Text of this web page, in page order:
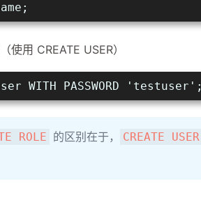
用 CREATE USER）
WITH PASSWORD 'testuser';
ROLE 的区别在于， CREATE USER